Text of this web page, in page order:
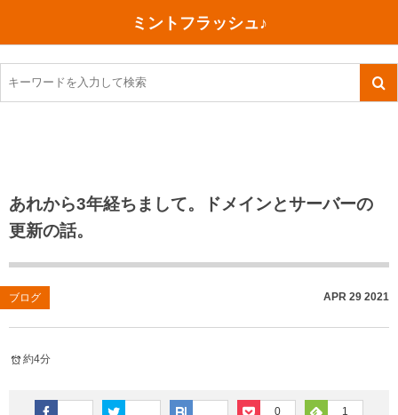
ミントフラッシュ♪
あれから3年経ちまして。ドメインとサーバーの
更新の話。
ブログ APR 29 2021
約4分
0 1
TOEIC感想・結果
TOEIC800点への道
TOEIC（作戦・ノウハウなど）
TOEIC700点への道
英単語
その他英語関連
今日買った本
ご朱印帳めぐり
川越（埼玉県）
沖縄
神戸
行ってきたあれこれ
旅行関連あれこれ
ファスティング
コスメ
ダイエット
健康あれこれ
美容あれこれ
食べ物
今日の一枚
月、星、宇宙